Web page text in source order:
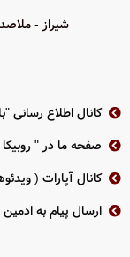
بدنه فلزی
دو سال گارانتی پارس
شیراز -
کانال اطلاع رسانی
صفحه ما در "
کانال آپارات (
ارسال پیام به